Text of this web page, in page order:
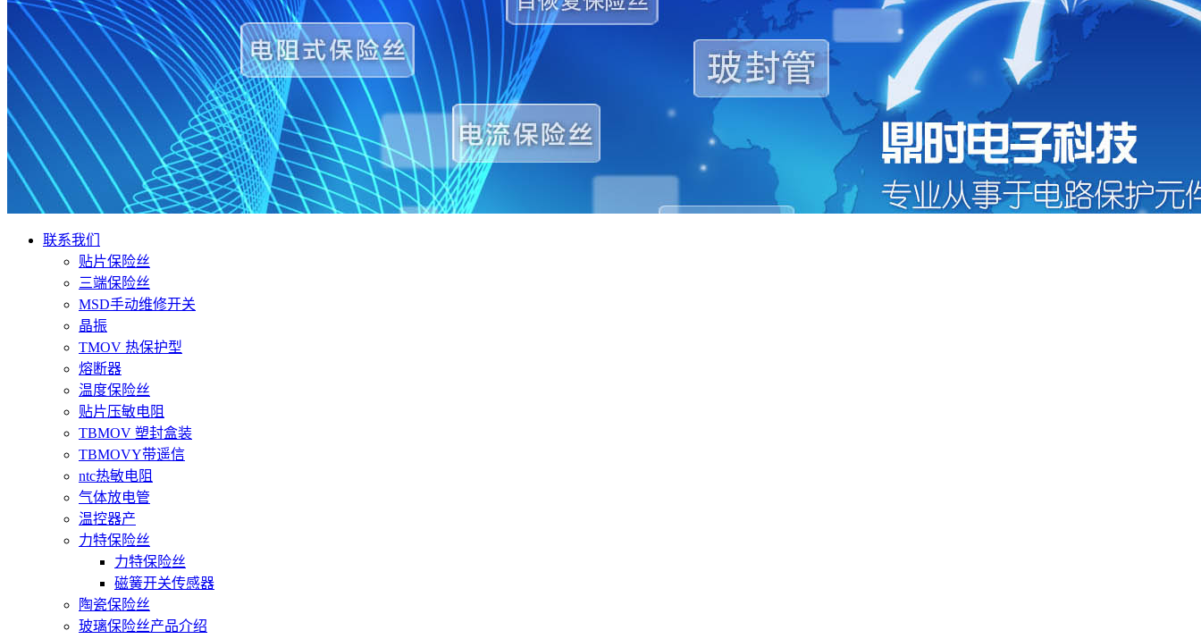
联系我们
贴片保险丝
三端保险丝
MSD手动维修开关
晶振
TMOV 热保护型
熔断器
温度保险丝
贴片压敏电阻
TBMOV 塑封盒装
TBMOVY带遥信
ntc热敏电阻
气体放电管
温控器产
力特保险丝
力特保险丝
磁簧开关传感器
陶瓷保险丝
玻璃保险丝产品介绍